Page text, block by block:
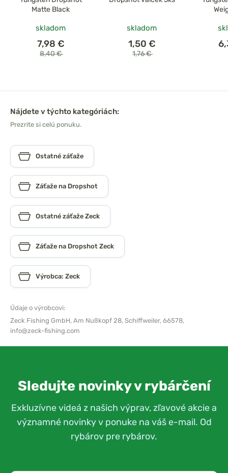
Matte Black
skladom
7,98 €
8,40 €
skladom
1,50 €
1,76 €
Nájdete v týchto kategóriách:
Prezrite si celú ponuku.
Ostatné záťaže
Záťaže na Dropshot
Ostatné záťaže Zeck
Záťaže na Dropshot Zeck
Výrobca: Zeck
Údaje o výrobcovi:
Zeck Fishing GmbH, Am Nußkopf 28, Schiffweiler, 66578,
info@zeck-fishing.com
Sledujte novinky v rybárčení
Exkluzívne videá z našich výprav, zľavové akcie a
významné novinky v ponuke na váš e-mail. Od
rybárov pre rybárov.